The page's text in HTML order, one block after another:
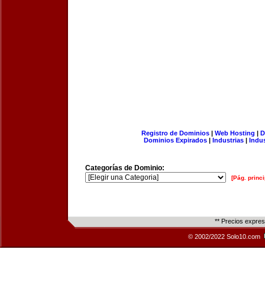
Registro de Dominios| Web Hosting |
Dominios Expirados | Industrias |
Categorías de Dominio:
[Pág.
** Precios
© 2002/2022 Solo10.com